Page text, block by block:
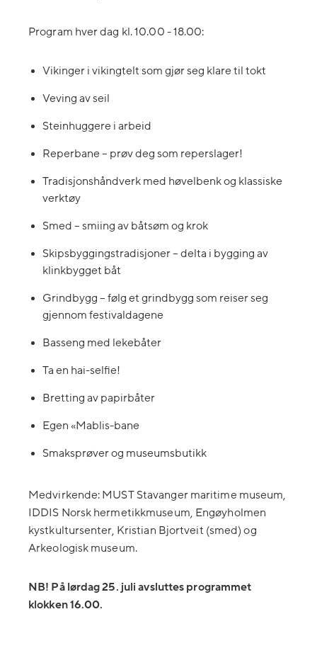
Program hver dag kl. 10.00 - 18.00:
Vikinger i vikingtelt som gjør seg klare til tokt
Veving av seil
Steinhuggere i arbeid
Reperbane – prøv deg som reperslager!
Tradisjonshåndverk med høvelbenk og klassiske
verktøy
Smed – smiing av båtsøm og krok
Skipsbyggingstradisjoner – delta i bygging av
klinkbygget båt
Grindbygg – følg et grindbygg som reiser seg
gjennom festivaldagene
Basseng med lekebåter
Ta en hai-selfie!
Bretting av papirbåter
Egen «Mablis-bane
Smaksprøver og museumsbutikk
Medvirkende: MUST Stavanger maritime museum,
IDDIS Norsk hermetikkmuseum, Engøyholmen
kystkultursenter, Kristian Bjortveit (smed) og
Arkeologisk museum.
NB! På lørdag 25. juli avsluttes programmet
klokken 16.00.